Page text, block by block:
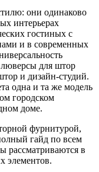
они одинаково
интерьерах
гостиных с
и в современных
люверсы для штор
и дизайн-студий.
одна и та же модель
городском
доме.
фурнитурой,
гайд по всем
рассматриваются в
элементов.